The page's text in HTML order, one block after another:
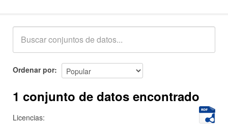
Acerca de
Ordenar por
1 conjunto de datos encontrado
Licencias: